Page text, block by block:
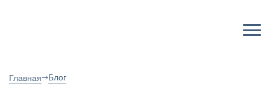
Главная Блог